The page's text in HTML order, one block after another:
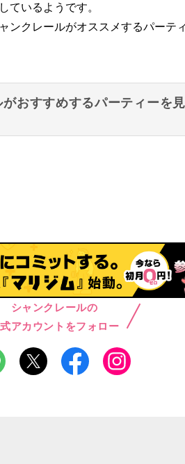
ているようです。
ンクレールがオススメするパーテ
おすすめするパーティーを見
シャンクレールの
アカウントをフォロー